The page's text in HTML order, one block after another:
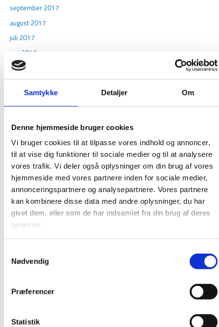
Samtykke Detaljer Om
Denne hjemmeside bruger cookies
Vi bruger cookies til at tilpasse vores indhold og annoncer,
til at vise dig funktioner til sociale medier og til at analysere
vores trafik. Vi deler også oplysninger om din brug af vores
hjemmeside med vores partnere inden for sociale medier,
annonceringspartnere og analysepartnere. Vores partnere
kan kombinere disse data med andre oplysninger, du har
givet dem, eller som de har indsamlet fra din brug af deres
tjenester.
Nødvendig
Præferencer
Statistik
september 2017
august 2017
juli 2017
juni 2017
maj 2017
april 2017
marts 2017
januar 2017
december 2016
november 2016
oktober 2016
september 2016
august 2016
juni 2016
maj 2016
januar 2016
november 2015
september 2015